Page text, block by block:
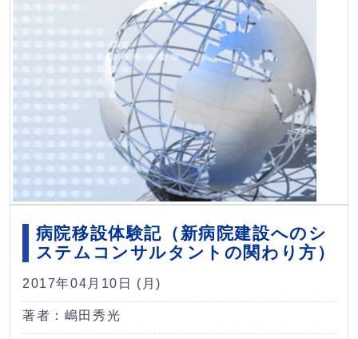
病院移設体験記（新病院建設へのシ
ステムコンサルタントの関わり方）
2017年04月10日 (月)
著者：嶋田秀光